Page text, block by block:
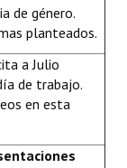
de género.
planteados.
a Julio
de trabajo.
en esta